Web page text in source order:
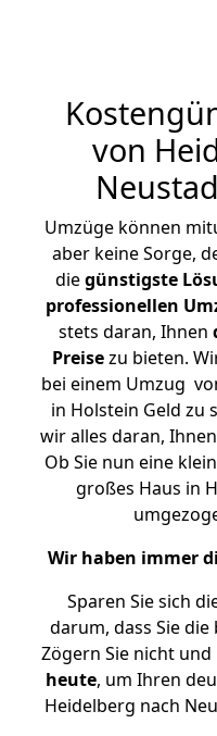
von
Umzüge können
aber keine Sorge,
diegünstigste
professionellen
stets daran, Ihnen
Preisezu bieten.
bei einem Umzug
in Holstein Geld zu
wir alles daran,
Ob Sie nun eine
großes Haus in
Wir haben immer
Sparen Sie sich
darum, dass Sie
Zögern Sie nicht und
heute, um Ihren
Heidelberg nach